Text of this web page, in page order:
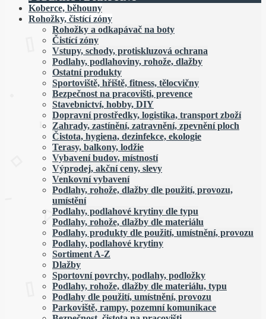
Koberce, běhouny
Rohožky, čistící zóny
Rohožky a odkapávač na boty
Čistící zóny
Vstupy, schody, protiskluzová ochrana
Podlahy, podlahoviny, rohože, dlažby
Ostatní produkty
Sportoviště, hřiště, fitness, tělocvičny
Bezpečnost na pracovišti, prevence
Stavebnictví, hobby, DIY
Dopravní prostředky, logistika, transport zboží
Zahrady, zastínění, zatravnění, zpevnění ploch
Čistota, hygiena, dezinfekce, ekologie
Terasy, balkony, lodžie
Vybavení budov, místností
Výprodej, akční ceny, slevy
Venkovní vybavení
Podlahy, rohože, dlažby dle použití, provozu,
umístění
Podlahy, podlahové krytiny dle typu
Podlahy, rohože, dlažby dle materiálu
Podlahy, produkty dle použití, umístnění, provozu
Podlahy, podlahové krytiny
Sortiment A-Z
Dlažby
Sportovní povrchy, podlahy, podložky
Podlahy, rohože, dlažby dle materiálu, typu
Podlahy dle použití, umístnění, provozu
Parkoviště, rampy, pozemní komunikace